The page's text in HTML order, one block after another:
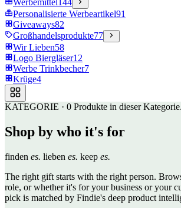
Werbemittel144
Personalisierte Werbeartikel91
Giveaways82
Großhandelsprodukte77
Wir Lieben58
Logo Biergläser12
Werbe Trinkbecher7
Krüge4
KATEGORIE · 0 Produkte in dieser Kategorie.
Shop by who it's for
finden es. lieben es. keep es.
The right gift starts with the right person.
role, or whether it's for your business or your
pick is matched by Findie's deep product